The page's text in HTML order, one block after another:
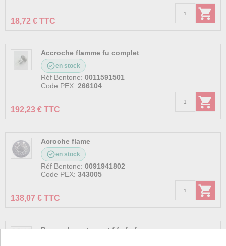
18,72 € TTC
Accroche flamme fu complet
en stock
Réf Bentone: 0011591501
Code PEX: 266104
192,23 € TTC
Acroche flame
en stock
Réf Bentone: 0091941802
Code PEX: 343005
138,07 € TTC
Bague d ecartement f fv fu fuv